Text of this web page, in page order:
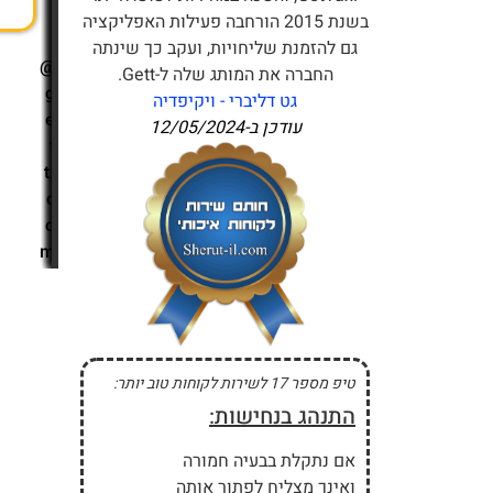
בשנת 2015 הורחבה פעילות האפליקציה
גם להזמנת שליחויות, ועקב כך שינתה
החברה את המותג שלה ל-Gett.
גט דליברי - ויקיפדיה
עודכן ב-12/05/2024
טיפ מספר 17 לשירות לקוחות טוב יותר:
התנהג בנחישות:
אם נתקלת בבעיה חמורה
ואינך מצליח לפתור אותה
@
g
e
t.
c
o
m